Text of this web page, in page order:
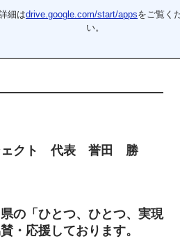
細はdrive.google.com/start/appsをご覧く
い。
ェクト 代表 誉田 勝
の「ひとつ、ひとつ、実現
応援しております。